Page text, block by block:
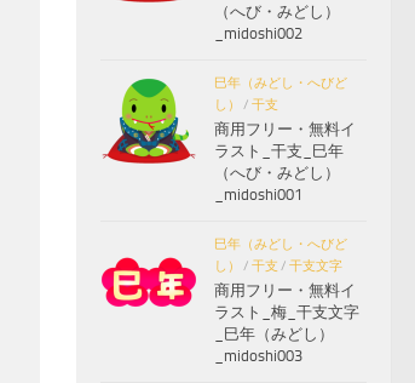
（へび・みどし）
_midoshi002
巳年（みどし・へびど
し）
/ 干支
商用フリー・無料イ
ラスト_干支_巳年
（へび・みどし）
_midoshi001
巳年（みどし・へびど
し）
/ 干支 / 干支文字
商用フリー・無料イ
ラスト_梅_干支文字
_巳年（みどし）
_midoshi003